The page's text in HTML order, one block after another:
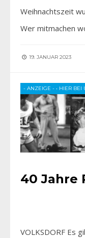
Weihnachtszeit
Wer mitmachen
19. JANUAR 2023
- ANZEIGE - • HIER BEI
40 Jahre
VOLKSDORF Es